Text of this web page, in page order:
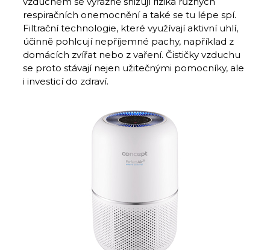
respiračních onemocnění a také se tu lépe spí.
Filtrační technologie, které využívají aktivní uhlí,
účinně pohlcují nepříjemné pachy, například z
domácích zvířat nebo z vaření. Čističky vzduchu
se proto stávají nejen užitečnými pomocníky, ale
i investicí do zdraví.